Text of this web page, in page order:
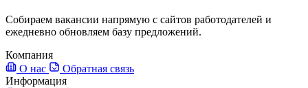
Собираем вакансии напрямую с сайтов работодателей и
ежедневно обновляем базу предложений.
Компания
О нас
Обратная связь
Информация